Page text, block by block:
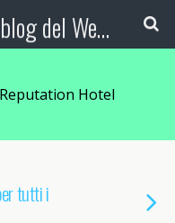
Booking Blog™ - Il blog del Web Marketing Turistico
Hotel
tutti i